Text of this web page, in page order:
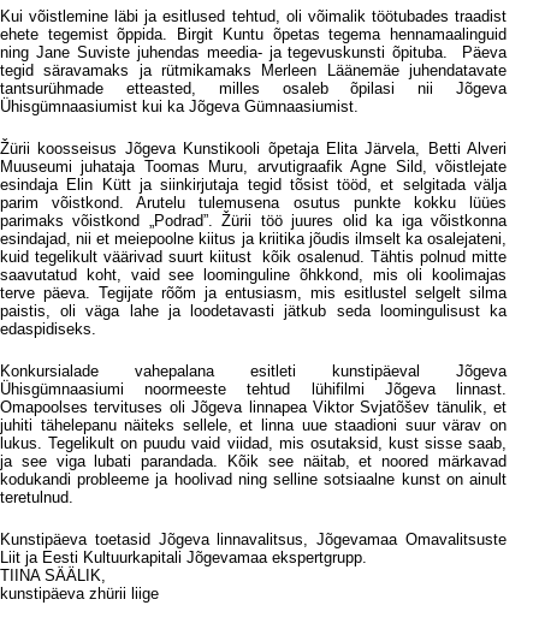
Kui võistlemine läbi ja esitlused tehtud, oli võimalik töötubades traadist
ehete tegemist õppida. Birgit Kuntu õpetas tegema hennamaalinguid
ning Jane Suviste juhendas meedia- ja tegevuskunsti õpituba.
Päeva
tegid säravamaks ja rütmikamaks Merleen Läänemäe juhendatavate
tantsurühmade etteasted, milles osaleb õpilasi nii Jõgeva
Ühisgümnaasiumist kui ka Jõgeva Gümnaasiumist.
Žürii koosseisus Jõgeva Kunstikooli õpetaja Elita Järvela, Betti Alveri
Muuseumi juhataja Toomas Muru, arvutigraafik Agne Sild, võistlejate
esindaja Elin Kütt ja siinkirjutaja tegid tõsist tööd, et selgitada välja
parim võistkond. Arutelu tulemusena osutus punkte kokku lüües
parimaks võistkond „Podrad”.Žürii töö juures olid ka iga võistkonna
esindajad, nii et meiepoolne kiitus ja kriitika jõudis ilmselt ka osalejateni,
kuid tegelikult väärivad suurt kiitust
kõik osalenud. Tähtis polnud mitte
saavutatud koht, vaid see loominguline õhkkond, mis oli koolimajas
terve päeva. Tegijate rõõm ja entusiasm, mis esitlustel selgelt silma
paistis, oli väga lahe ja loodetavasti jätkub seda loomingulisust ka
edaspidiseks.
Konkursialade vahepalana esitleti kunstipäeval Jõgeva
Ühisgümnaasiumi noormeeste tehtud lühifilmi Jõgeva linnast.
Omapoolses tervituses oli Jõgeva linnapea Viktor Svjatõšev tänulik, et
juhiti tähelepanu näiteks sellele, et linna uue staadioni suur värav on
lukus. Tegelikult on puudu vaid viidad, mis osutaksid, kust sisse saab,
ja see viga lubati parandada. Kõik see näitab, et noored märkavad
kodukandi probleeme ja hoolivad ning selline sotsiaalne kunst on ainult
teretulnud.
Kunstipäeva toetasid Jõgeva linnavalitsus, Jõgevamaa Omavalitsuste
Liit ja Eesti Kultuurkapitali Jõgevamaa ekspertgrupp.
TIINA SÄÄLIK,
kunstipäeva zhürii liige